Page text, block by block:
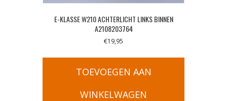
E-KLASSE W210 ACHTERLICHT LINKS BINNEN
A2108203764
€19,95
TOEVOEGEN AAN
WINKELWAGEN